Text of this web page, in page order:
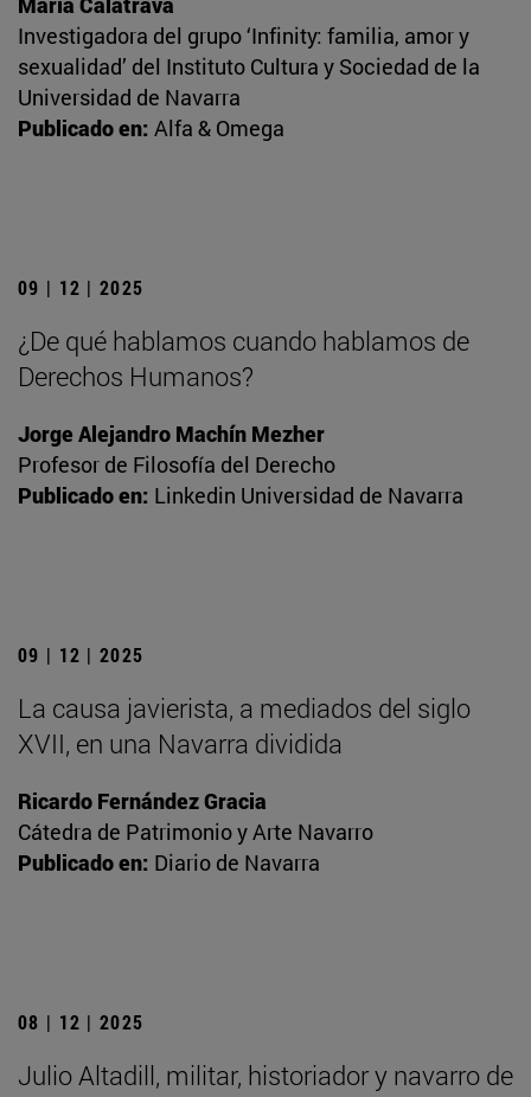
Investigadora del grupo ‘Infinity: familia, amor y
sexualidad’ del Instituto Cultura y Sociedad de la
Universidad de Navarra
Publicado en: Alfa & Omega
09 | 12 | 2025
¿De qué hablamos cuando hablamos de
Derechos Humanos?
Jorge Alejandro Machín Mezher
Profesor de Filosofía del Derecho
Publicado en: Linkedin Universidad de Navarra
09 | 12 | 2025
La causa javierista, a mediados del siglo
XVII, en una Navarra dividida
Ricardo Fernández Gracia
Cátedra de Patrimonio y Arte Navarro
Publicado en: Diario de Navarra
08 | 12 | 2025
Julio Altadill, militar, historiador y navarro de